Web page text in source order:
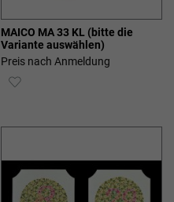
MAICO MA 33 KL (bitte die
Variante auswählen)
Preis nach Anmeldung
ZUR